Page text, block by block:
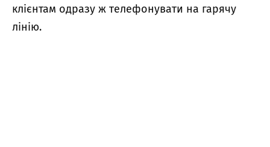
клієнтам одразу ж телефонувати на гарячу
лінію.